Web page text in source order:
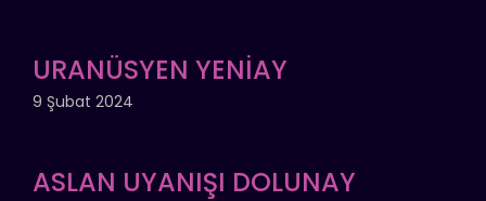
URANÜSYEN YENİAY
9 Şubat 2024
ASLAN UYANIŞI DOLUNAY